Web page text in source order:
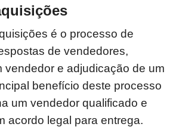
é o processo de
de vendedores,
vendedor e adjudicação de um
benefício deste processo
um vendedor qualificado e
acordo legal para entrega.